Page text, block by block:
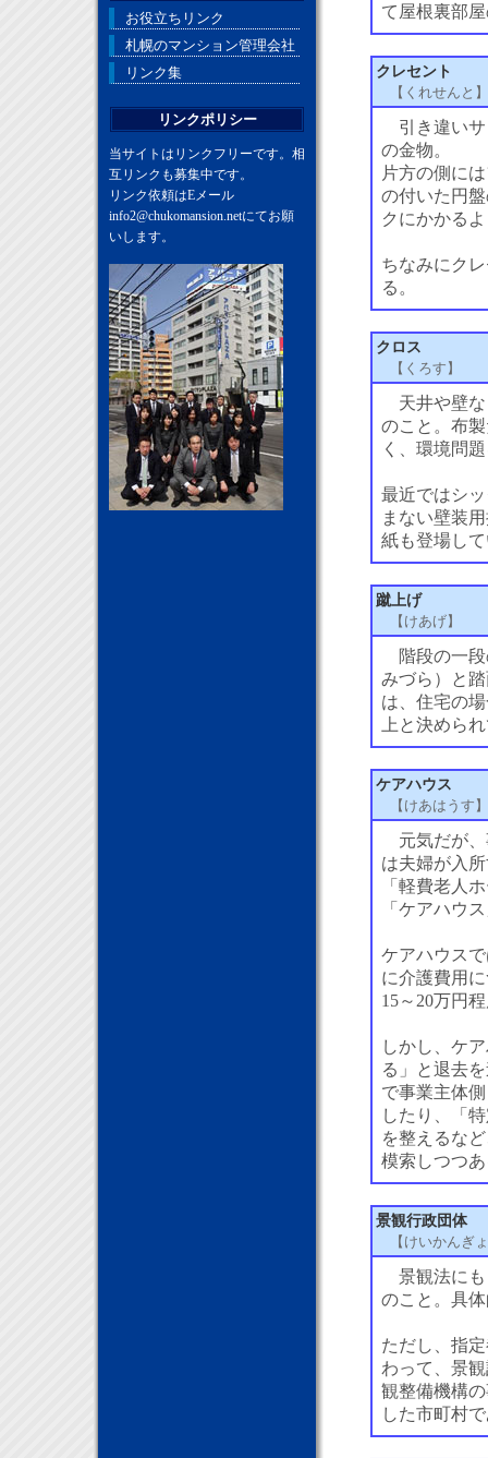
て屋根裏部
クレセント
【くれせんと】
引き違いサ
の金物。
片方の側に
の付いた円
クにかかる
ちなみにク
る。
クロス
【くろす】
天井や壁な
のこと。布
く、環境問
最近ではシ
まない壁装
紙も登場し
蹴上げ
【けあげ】
階段の一段
みづら）と
は、住宅の
上と決めら
ケアハウス
【けあはうす】
元気だが、
は夫婦が入
「軽費老人
「ケアハウ
ケアハウス
に介護費用
15～20万円
しかし、ケ
る」と退去
で事業主体
したり、「
を整えるな
模索しつつ
景観行政団体
【けいかんぎ
景観法にも
のこと。具
ただし、指
わって、景
観整備機構
した市町村
お役立ちリンク
札幌のマンション管理会社
リンク集
リンクポリシー
当サイトはリンクフリーです。相
互リンクも募集中です。
リンク依頼はEメール
info2@chukomansion.netにてお願
いします。